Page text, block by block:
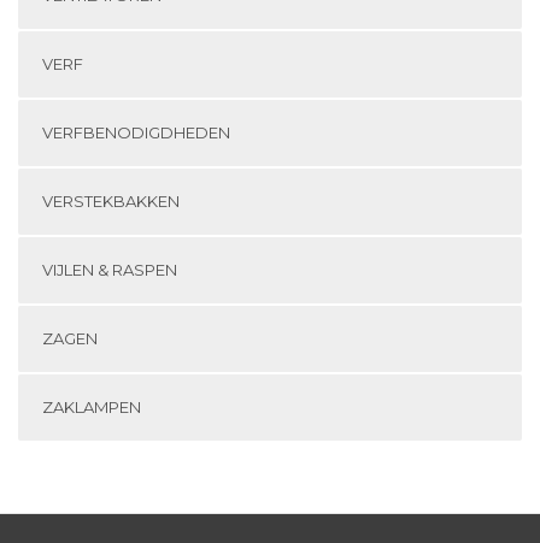
VERF
VERFBENODIGDHEDEN
VERSTEKBAKKEN
VIJLEN & RASPEN
ZAGEN
ZAKLAMPEN